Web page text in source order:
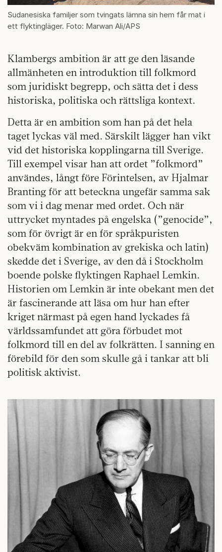
Sudanesiska familjer som tvingats lämna sin hem får mat i
ett flyktingläger. Foto: Marwan Ali/APS
Klambergs ambition är att ge den läsande
allmänheten en introduktion till folkmord
som juridiskt begrepp, och sätta det i dess
historiska, politiska och rättsliga kontext.
Detta är en ambition som han på det hela
taget lyckas väl med. Särskilt lägger han vikt
vid det historiska kopplingarna till Sverige.
Till exempel visar han att ordet ”folkmord”
användes, långt före Förintelsen, av Hjalmar
Branting för att beteckna ungefär samma sak
som vi i dag menar med ordet. Och när
uttrycket myntades på engelska (”genocide”,
som för övrigt är en för språkpuristen
obekväm kombination av grekiska och latin)
skedde det i Sverige, av den då i Stockholm
boende polske flyktingen Raphael Lemkin.
Historien om Lemkin är inte obekant men det
är fascinerande att läsa om hur han efter
kriget närmast på egen hand lyckades få
världssamfundet att göra förbudet mot
folkmord till en del av folkrätten. I sanning en
förebild för den som skulle gå i tankar att bli
politisk aktivist.